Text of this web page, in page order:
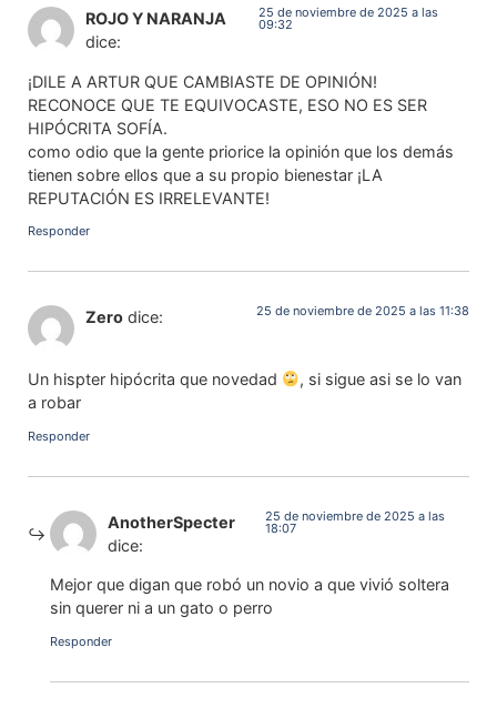
ROJO Y NARANJA
dice:
25 de noviembre de 2025 a las
09:32
¡DILE A ARTUR QUE CAMBIASTE DE OPINIÓN!
RECONOCE QUE TE EQUIVOCASTE, ESO NO ES SER
HIPÓCRITA SOFÍA.
como odio que la gente priorice la opinión que los demás
tienen sobre ellos que a su propio bienestar ¡LA
REPUTACIÓN ES IRRELEVANTE!
Responder
Zero dice: 25 de noviembre de 2025 a las 11:38
Un hispter hipócrita que novedad
, si sigue asi se lo van
a robar
Responder
AnotherSpecter
dice:
25 de noviembre de 2025 a las
18:07
Mejor que digan que robó un novio a que vivió soltera
sin querer ni a un gato o perro
Responder